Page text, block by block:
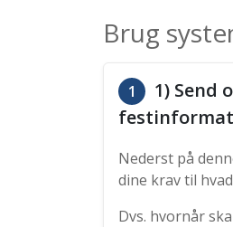
Brug
1
1) Send
Nederst på
dine krav til
Dvs. hvornår